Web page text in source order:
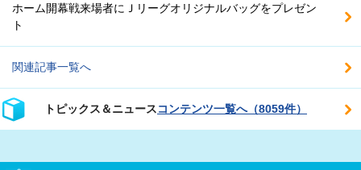
ホーム開幕戦来場者にＪリーグオリジナルバッグをプレゼン
ト
関連記事一覧へ
トピックス＆ニュースコンテンツ一覧へ（8059件）